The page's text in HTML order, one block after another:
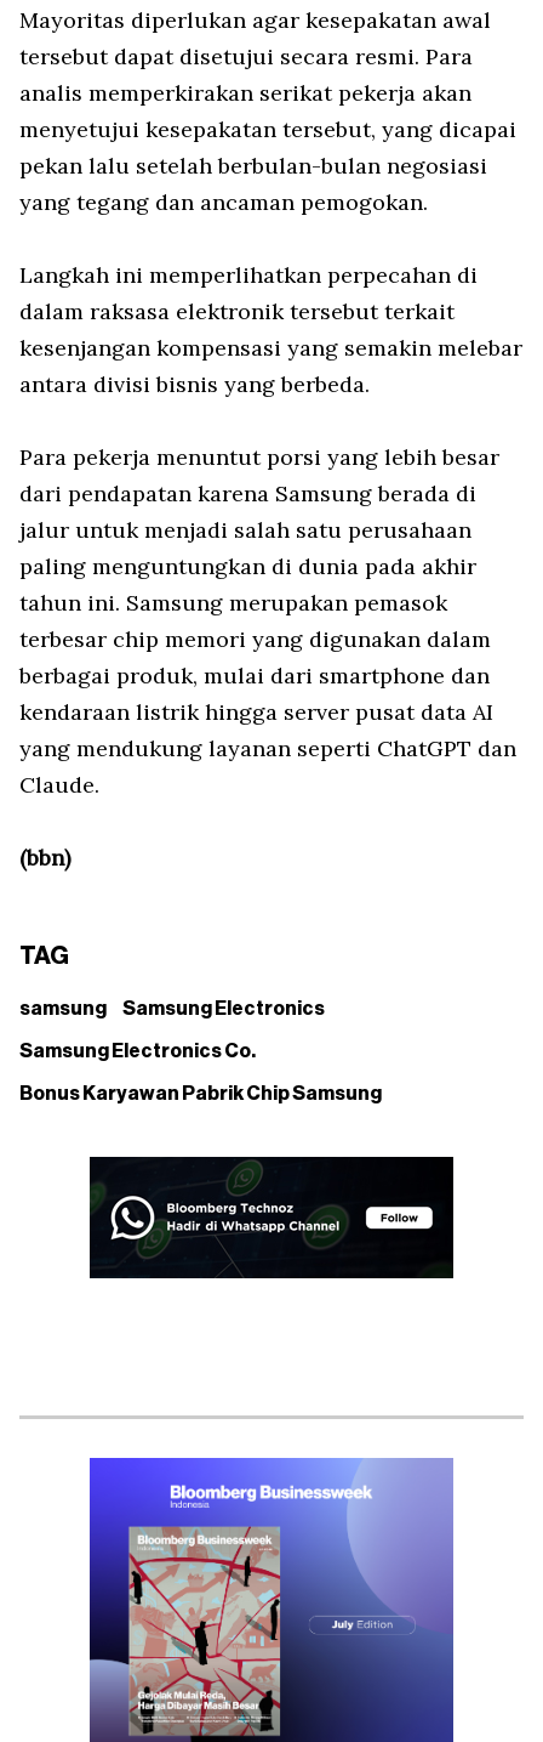
Mayoritas diperlukan agar kesepakatan awal
tersebut dapat disetujui secara resmi. Para
analis memperkirakan serikat pekerja akan
menyetujui kesepakatan tersebut, yang dicapai
pekan lalu setelah berbulan-bulan negosiasi
yang tegang dan ancaman pemogokan.
Langkah ini memperlihatkan perpecahan di
dalam raksasa elektronik tersebut terkait
kesenjangan kompensasi yang semakin melebar
antara divisi bisnis yang berbeda.
Para pekerja menuntut porsi yang lebih besar
dari pendapatan karena Samsung berada di
jalur untuk menjadi salah satu perusahaan
paling menguntungkan di dunia pada akhir
tahun ini. Samsung merupakan pemasok
terbesar chip memori yang digunakan dalam
berbagai produk, mulai dari smartphone dan
kendaraan listrik hingga server pusat data AI
yang mendukung layanan seperti ChatGPT dan
Claude.
(bbn)
TAG
samsung Samsung Electronics
Samsung Electronics Co.
Bonus Karyawan Pabrik Chip Samsung